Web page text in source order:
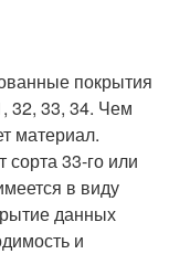
покрытия
32, 33, 34. Чем
материал.
33-го или
в виду
данных
и